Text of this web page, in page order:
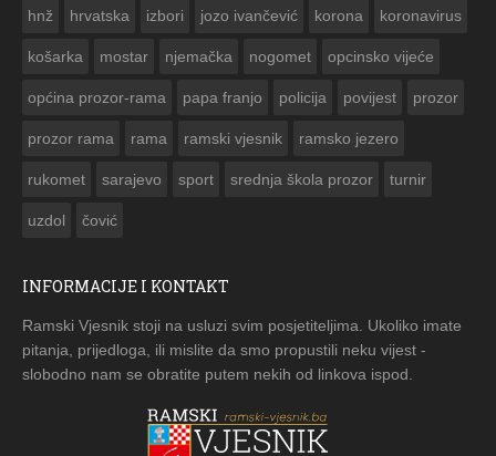
hnž hrvatska izbori jozo ivančević korona koronavirus
košarka mostar njemačka nogomet opcinsko vijeće
općina prozor-rama papa franjo policija povijest prozor
prozor rama rama ramski vjesnik ramsko jezero
rukomet sarajevo sport srednja škola prozor turnir
uzdol čović
INFORMACIJE I KONTAKT
Ramski Vjesnik stoji na usluzi svim posjetiteljima. Ukoliko imate
pitanja, prijedloga, ili mislite da smo propustili neku vijest -
slobodno nam se obratite putem nekih od linkova ispod.